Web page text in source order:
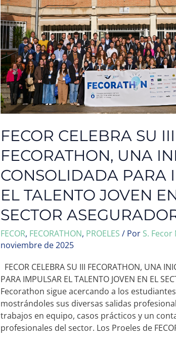
FECOR CELEBRA SU III
FECORATHON, UNA
CONSOLIDADA PARA
EL TALENTO JOVEN
SECTOR
FECOR, FECORATHON, PROELES / Por S. Fecor
noviembre de 2025
FECOR CELEBRA SU III FECORATHON, UNA
PARA IMPULSAR EL TALENTO JOVEN EN EL
Fecorathon sigue acercando a los
mostrándoles sus diversas salidas
trabajos en equipo, casos prácticos y un
profesionales del sector. Los Proeles de
III
FECORATHON,
UNA
INICIATIVA
CONSOLIDADA
PARA
IMPULSAR
EL
TALENTO
JOVEN
EN
EL
SECTOR
ASEGURADOR